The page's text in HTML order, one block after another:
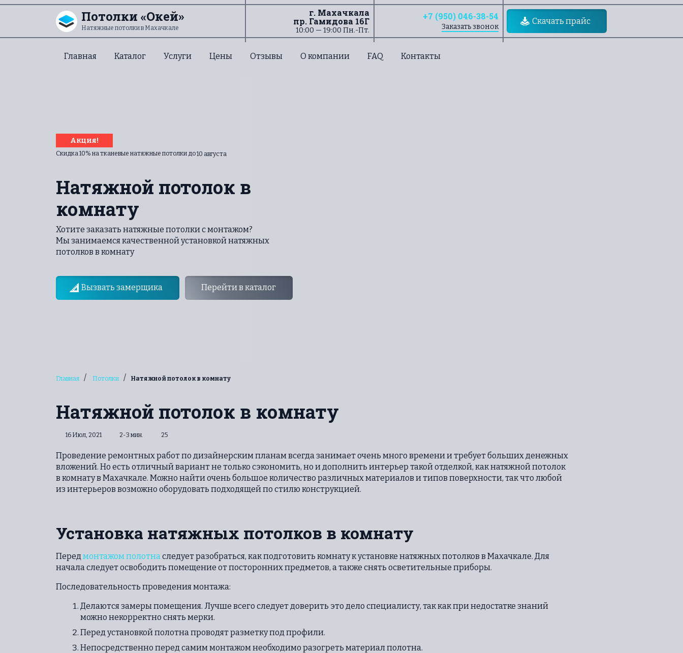
Перейти к содержанию
Потолки «Окей»
Натяжные потолки в Махачкале
г. Махачкала
пр. Гамидова 16Г
10:00 — 19:00 Пн.-Пт.
+7 (950) 046-38-54
Заказать звонок
Скачать прайс
Главная Каталог Услуги Цены Отзывы О компании FAQ Контакты
Акция!
Скидка 10% на тканевые натяжные потолки до10 августа
Натяжной потолок в
комнату
Хотите заказать натяжные потолки с монтажом?
Мы занимаемся качественной установкой натяжных
потолков в комнату
Вызвать замерщика Перейти в каталог
Главная / Потолки / Натяжной потолок в комнату
Натяжной потолок в комнату
16 Июл, 2021 2-3 мин. 25
Проведение ремонтных работ по дизайнерским планам всегда занимает очень много времени и требует больших денежных
вложений. Но есть отличный вариант не только сэкономить, но и дополнить интерьер такой отделкой, как натяжной потолок
в комнату в Махачкале. Можно найти очень большое количество различных материалов и типов поверхности, так что любой
из интерьеров возможно оборудовать подходящей по стилю конструкцией.
Установка натяжных потолков в комнату
Перед монтажом полотна следует разобраться, как подготовить комнату к установке натяжных потолков в Махачкале. Для
начала следует освободить помещение от посторонних предметов, а также снять осветительные приборы.
Последовательность проведения монтажа:
Делаются замеры помещения. Лучше всего следует доверить это дело специалисту, так как при недостатке знаний
можно некорректно снять мерки.
Перед установкой полотна проводят разметку под профили.
Непосредственно перед самим монтажом необходимо разогреть материал полотна.